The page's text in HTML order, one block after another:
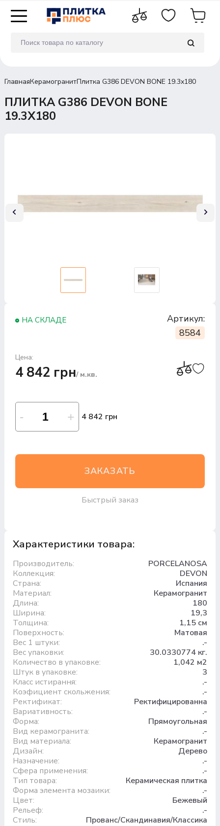
ГлавнаяКерамогранитПлитка G386 DEVON BONE 19.3x180
ПЛИТКА G386 DEVON BONE
19.3X180
НА СКЛАДЕ
Артикул:
8584
Цена:
4 842 грн/ м.кв.
4 842 грн
ЗАКАЗАТЬ
Быстрый заказ
Характеристики товара:
Производитель:
PORCELANOSA
Коллекция:
DEVON
Страна:
Испания
Материал:
Керамогранит
Длина:
180
Ширина:
19,3
Толщина:
1,15 см
Поверхность:
Матовая
Вес 1 штуки:
.-
Вес упаковки:
30.0330774 кг.
Количество в упаковке:
1,042 м2
Штук в упаковке:
3
Класс истирання:
.-
Коэфициент скольжения:
.-
Ректификат:
Ректифицированна
Вариативность:
.-
Форма:
Прямоугольная
Вид керамогранита:
.-
Вид материала:
Керамогранит
Дизайн:
Дерево
Назначение:
.-
Сфера применения:
.-
Тип товара:
Керамическая плитка
Форма элемента мозаики:
.-
Цвет:
Бежевый
Рельеф:
.-
Стиль:
Прованс/Скандинавия/Классика